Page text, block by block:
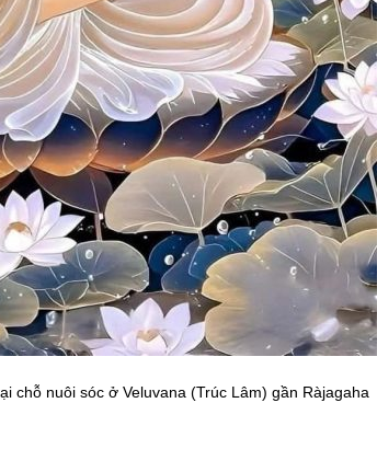
chỗ nuôi sóc ở Veluvana (Trúc Lâm) gần Ràjagaha